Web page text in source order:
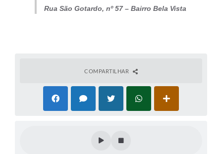
Rua São Gotardo, nº 57 – Bairro Bela Vista
COMPARTILHAR